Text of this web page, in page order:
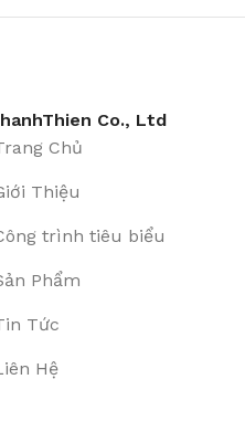
Co., Ltd
Chủ
Thiệu
trình tiêu biểu
Phẩm
Tức
Hệ